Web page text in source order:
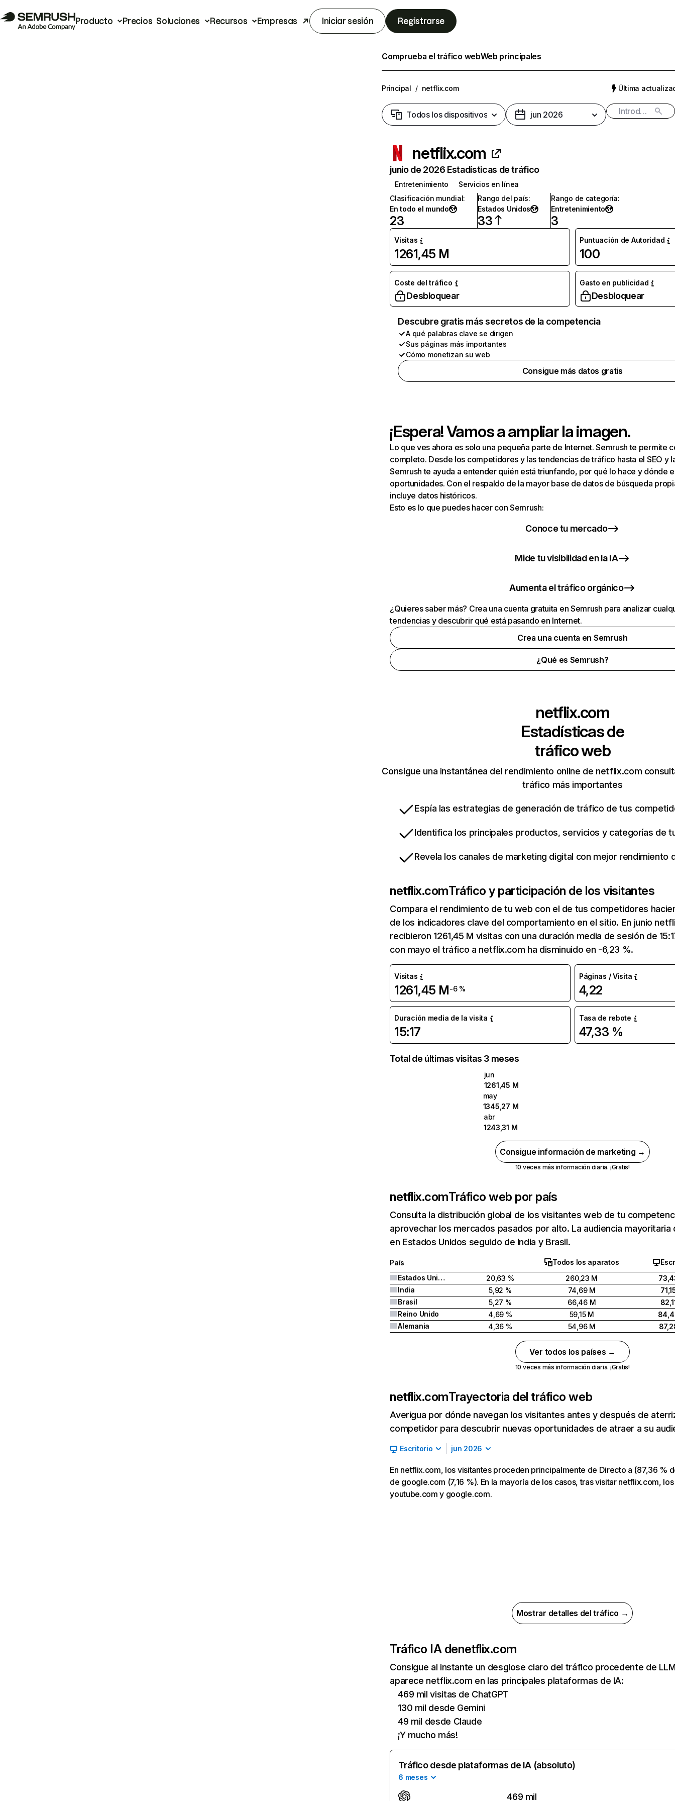
Producto Precios Soluciones Recursos Empresas Iniciar sesión Registrarse
Comprueba el tráfico webWeb principales
Principal / netflix.com Última
Todos los dispositivos jun 2026
netflix.com
junio de 2026 Estadísticas de tráfico
Entretenimiento
Servicios en línea
Clasificación mundial:
En todo el mundo
23
Rango del país:
Estados Unidos
33
Rango de categoría:
Entretenimiento
3
Visitas
1261,45 M
Puntuación de Autoridad
100
Coste del tráfico
Desbloquear
Gasto en publicidad
Desbloquear
Descubre gratis más secretos de la competencia
A qué palabras clave se dirigen
Sus páginas más importantes
Cómo monetizan su web
Consigue más datos gratis
¡Espera! Vamos a ampliar la imagen.
Lo que ves ahora es solo una pequeña parte de Internet. Semrush te permite
completo. Desde los competidores y las tendencias de tráfico hasta el SEO y
Semrush te ayuda a entender quién está triunfando, por qué lo hace y dónde
oportunidades. Con el respaldo de la mayor base de datos de búsqueda
incluye datos históricos.
Esto es lo que puedes hacer con Semrush:
Conoce tu mercado
Mide tu visibilidad en la IA
Aumenta el tráfico orgánico
¿Quieres saber más? Crea una cuenta gratuita en Semrush para analizar
tendencias y descubrir qué está pasando en Internet.
Crea una cuenta en Semrush
¿Qué es Semrush?
netflix.com
Estadísticas de
tráfico web
Consigue una instantánea del rendimiento online de netflix.com
tráfico más importantes
Espía las estrategias de generación de tráfico de tus
Identifica los principales productos, servicios y categorías de
Revela los canales de marketing digital con mejor rendimiento
netflix.comTráfico y participación de los visitantes
Compara el rendimiento de tu web con el de tus competidores
de los indicadores clave del comportamiento en el sitio. En junio
recibieron 1261,45 M visitas con una duración media de sesión de
con mayo el tráfico a netflix.com ha disminuido en -6,23 %.
Visitas
1261,45 M-6 %
Páginas / Visita
4,22
Duración media de la visita
15:17
Tasa de rebote
47,33 %
Total de últimas visitas 3 meses
jun
1261,45 M
may
1345,27 M
abr
1243,31 M
Consigue información de marketing →
10 veces más información diaria. ¡Gratis!
netflix.comTráfico web por país
Consulta la distribución global de los visitantes web de tu
aprovechar los mercados pasados por alto. La audiencia
en Estados Unidos seguido de India y Brasil.
País Todos los aparatos
Estados Unidos
20,63 % 260,23 M
India
5,92 % 74,69 M
Brasil
5,27 % 66,46 M
Reino Unido
4,69 % 59,15 M
Alemania
4,36 % 54,96 M
Ver todos los países →
10 veces más información diaria. ¡Gratis!
netflix.comTrayectoria del tráfico web
Averigua por dónde navegan los visitantes antes y después de
competidor para descubrir nuevas oportunidades de atraer a su
Escritorio jun 2026
En netflix.com, los visitantes proceden principalmente de Directo a (87,36 %
de google.com (7,16 %). En la mayoría de los casos, tras visitar netflix.com,
youtube.com y google.com.
Mostrar detalles del tráfico →
Tráfico IA denetflix.com
Consigue al instante un desglose claro del tráfico procedente de
aparece netflix.com en las principales plataformas de IA:
469 mil visitas de ChatGPT
130 mil desde Gemini
49 mil desde Claude
¡Y mucho más!
Tráfico desde plataformas de IA (absoluto)
6 meses
469 mil